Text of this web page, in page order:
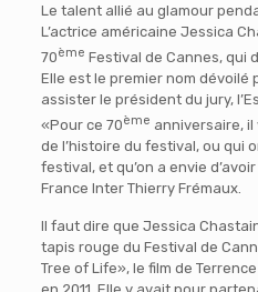
Le talent allié au glamour
L’actrice américaine Jessica
70ème Festival de Cannes, qui
Elle est le premier nom dévoilé
assister le président du jury,
«Pour ce 70ème anniversaire,
de l’histoire du festival, ou qui
festival, et qu’on a envie
France Inter Thierry Frémaux.
Il faut dire que Jessica
tapis rouge du Festival de
Tree of Life», le film de